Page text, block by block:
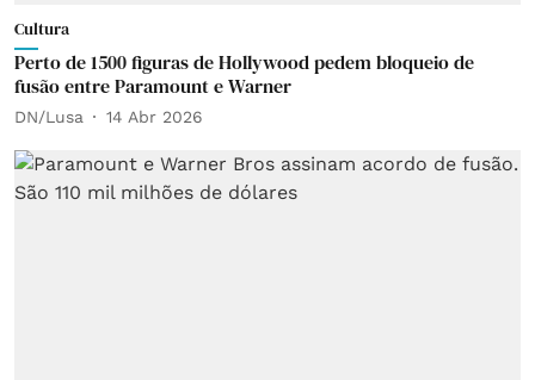
Cultura
Perto de 1500 figuras de Hollywood pedem bloqueio de
fusão entre Paramount e Warner
DN/Lusa 14 Abr 2026